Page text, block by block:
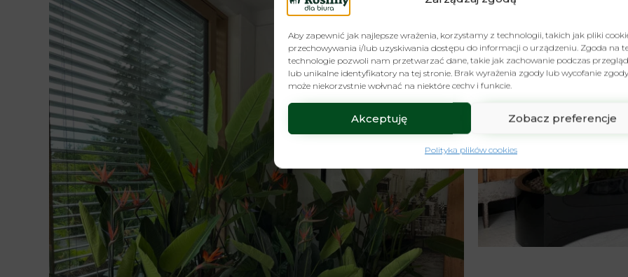
Aby zapewnić jak najlepsze wrażenia, korzystamy z technologii, takich jak pliki
przechowywania i/lub uzyskiwania dostępu do informacji o urządzeniu. Zgoda na
technologie pozwoli nam przetwarzać dane, takie jak zachowanie podczas
lub unikalne identyfikatory na tej stronie. Brak wyrażenia zgody lub wycofanie zgody
może niekorzystnie wpłynąć na niektóre cechy i funkcje.
Akceptuję Zobacz preferencje
Polityka plików cookies